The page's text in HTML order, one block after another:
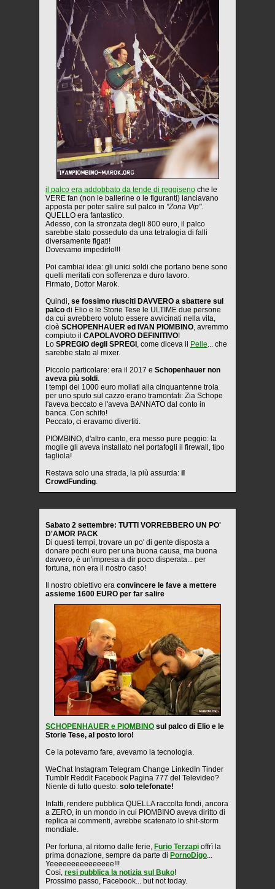
il palco era addobbato da tende di reggiseno che le
VERE fan (non le ballerine o le figuranti) lanciavano
apposta per poter salire sul palco in "Zona Vip".
QUELLO era fantastico.
Adesso, con la stronzata degli 800 euro, il palco
sarebbe stato posseduto da una tetralogia di falli
diversamente figati!
Dovevamo impedirlo!!!
Poi cambiai idea: gli unici soldi che portano bene sono
quelli meritati con sofferenza e duro lavoro.
Firmato, Dottor Marok.
Quindi, se fossimo riusciti DAVVERO a sbattere sul
palco di Elio e le Storie Tese le ULTIME due persone
da cui avrebbero voluto essere avvicinati nella vita,
cioè SCHOPENHAUER ed IVAN PIOMBINO, avremmo
compiuto il CAPOLAVORO DEFINITIVO!
Lo SPREGIO degli SPREGI , come diceva il Pelle... che
sarebbe stato al mixer.
Piccolo particolare: era il 2017 e Schopenhauer non
aveva più soldi.
I tempi dei 1000 euro mollati alla cinquantenne troia
per uno sputo sul cazzo erano tramontati: Zia Schope
l'aveva beccato e l'aveva BANNATO dal conto in
banca. Con schifo!
Peccato, ci eravamo divertiti.
PIOMBINO, d'altro canto, era messo pure peggio: la
moglie gli aveva installato nel portafogli il firewall, tipo
tagliola!
Restava solo una strada, la più assurda: il
CrowdFunding.
Sabato 2 settembre: TUTTI VORREBBERO UN PO'
D'AMOR PACK
Di questi tempi, trovare un po' di gente disposta a
donare pochi euro per una buona causa, ma buona
davvero, è un'impresa a dir poco disperata... per
fortuna, non era il nostro caso!
Il nostro obiettivo era convincere le fave a mettere
assieme 1600 EURO per far salire
SCHOPENHAUER e PIOMBINO sul palco di Elio e le
Storie Tese, al posto loro!
Ce la potevamo fare, avevamo la tecnologia.
WeChat Instagram Telegram Change LinkedIn Tinder
Tumblr Reddit Facebook Pagina 777 del Televideo?
Niente di tutto questo: solo telefonate!
Infatti, rendere pubblica QUELLA raccolta fondi, ancora
a ZERO, in un mondo in cui PIOMBINO aveva diritto di
replica ai commenti, avrebbe scatenato lo shit-storm
mondiale.
Per fortuna, al ritorno dalle ferie, Furio Terzapi offrì la
prima donazione, sempre da parte di PornoDigo...
Yeeeeeeeeeeeeeee!!!
Così, resi pubblica la notizia sul Buko!
Prossimo passo, Facebook... but not today.